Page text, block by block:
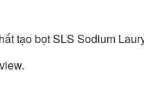
tạo bọt SLS Sodium